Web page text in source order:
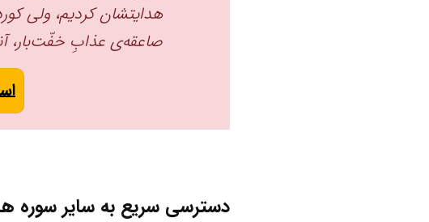
هدایتشان کردیم، ولی
صاعقه‌ی عذابِ خفّت‌بار،
دسترسی سریع به سایر سوره